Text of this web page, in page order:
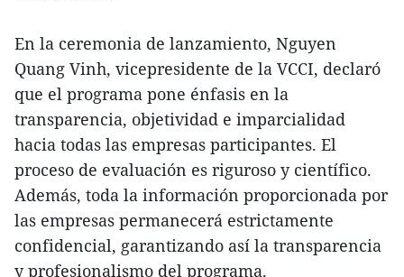
En la ceremonia de lanzamiento, Nguyen
Quang Vinh, vicepresidente de la VCCI, declaró
que el programa pone énfasis en la
transparencia, objetividad e imparcialidad
hacia todas las empresas participantes. El
proceso de evaluación es riguroso y científico.
Además, toda la información proporcionada por
las empresas permanecerá estrictamente
confidencial, garantizando así la transparencia
y profesionalismo del programa.